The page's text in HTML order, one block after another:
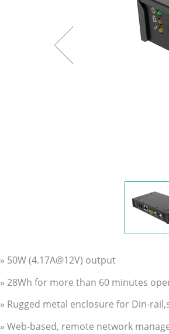
» 50W (4.17A@12V) output
» 28Wh for more than 60 minutes
» Rugged metal enclosure for Din-
» Web-based, remote network